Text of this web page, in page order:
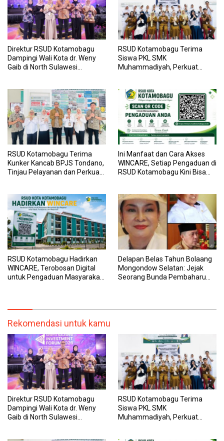
Direktur RSUD Kotamobagu
Dampingi Wali Kota dr. Weny
Gaib di North Sulawesi
RSUD Kotamobagu Terima
Siswa PKL SMK
Muhammadiyah, Perkuat
RSUD Kotamobagu Terima
Kunker Kancab BPJS Tondano,
Tinjau Pelayanan dan Perkuat
Ini Manfaat dan Cara Akses
WINCARE, Setiap Pengaduan di
RSUD Kotamobagu Kini Bisa
RSUD Kotamobagu Hadirkan
WINCARE, Terobosan Digital
untuk Pengaduan Masyarakat
Delapan Belas Tahun Bolaang
Mongondow Selatan: Jejak
Seorang Bunda Pembaharu
Rekomendasi untuk kamu
Direktur RSUD Kotamobagu
Dampingi Wali Kota dr. Weny
Gaib di North Sulawesi
RSUD Kotamobagu Terima
Siswa PKL SMK
Muhammadiyah, Perkuat